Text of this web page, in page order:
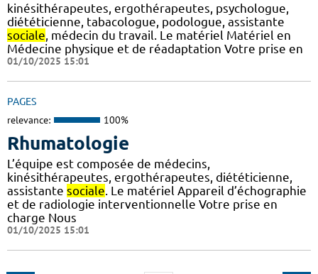
kinésithérapeutes, ergothérapeutes, psychologue,
diététicienne, tabacologue, podologue, assistante
sociale , médecin du travail. Le matériel Matériel en
Médecine physique et de réadaptation Votre prise en
01/10/2025 15:01
PAGES
relevance: 100%
Rhumatologie
L’équipe est composée de médecins,
kinésithérapeutes, ergothérapeutes, diététicienne,
assistante sociale. Le matériel Appareil d’échographie
et de radiologie interventionnelle Votre prise en
charge Nous
01/10/2025 15:01